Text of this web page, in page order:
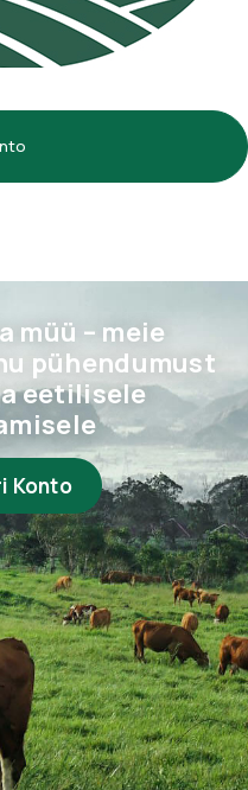
müü – meie
pühendumust
eetilisele
Konto